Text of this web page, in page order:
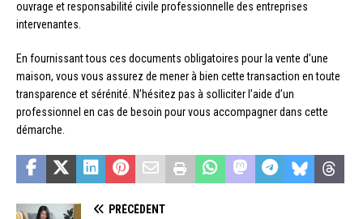
ouvrage et responsabilité civile professionnelle des entreprises
intervenantes.
En fournissant tous ces documents obligatoires pour la vente d’une
maison, vous vous assurez de mener à bien cette transaction en toute
transparence et sérénité. N’hésitez pas à solliciter l’aide d’un
professionnel en cas de besoin pour vous accompagner dans cette
démarche.
PRÉCÉDENT